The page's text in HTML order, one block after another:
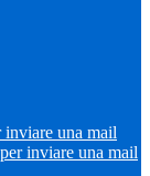
una mail
inviare una mail